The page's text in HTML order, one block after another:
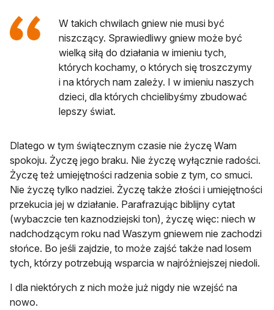
W takich chwilach gniew nie musi być
niszczący. Sprawiedliwy gniew może być
wielką siłą do działania w imieniu tych,
których kochamy, o których się troszczymy
i na których nam zależy. I w imieniu naszych
dzieci, dla których chcielibyśmy zbudować
lepszy świat.
Dlatego w tym świątecznym czasie nie życzę Wam
spokoju. Życzę jego braku. Nie życzę wyłącznie radości.
Życzę też umiejętności radzenia sobie z tym, co smuci.
Nie życzę tylko nadziei. Życzę także złości i umiejętności
przekucia jej w działanie. Parafrazując biblijny cytat
(wybaczcie ten kaznodziejski ton), życzę więc: niech w
nadchodzącym roku nad Waszym gniewem nie zachodzi
słońce. Bo jeśli zajdzie, to może zajść także nad losem
tych, którzy potrzebują wsparcia w najróżniejszej niedoli.
I dla niektórych z nich może już nigdy nie wzejść na
nowo.